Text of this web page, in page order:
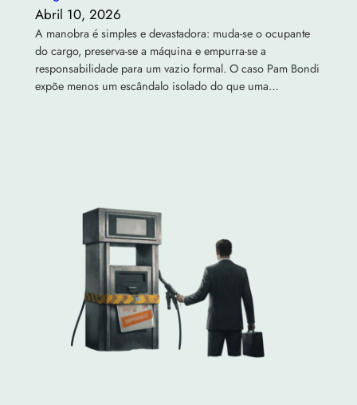
Abril 10, 2026
A manobra é simples e devastadora: muda-se o ocupante
do cargo, preserva-se a máquina e empurra-se a
responsabilidade para um vazio formal. O caso Pam Bondi
expõe menos um escândalo isolado do que uma…